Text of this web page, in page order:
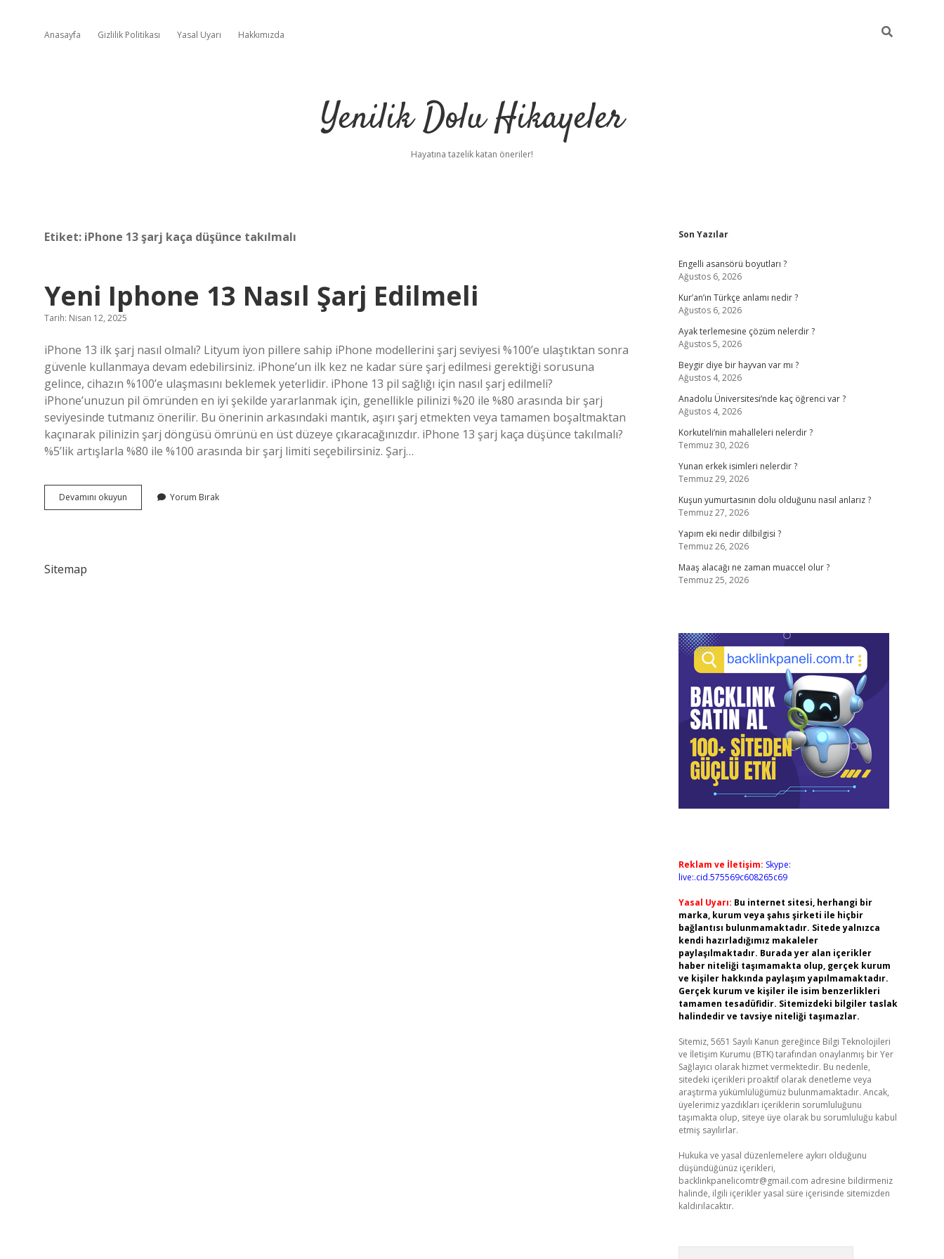
Anasayfa Gizlilik Politikası Yasal Uyarı Hakkımızda
Yenilik Dolu Hikayeler
Hayatına tazelik katan öneriler!
Etiket: iPhone 13 şarj kaça düşünce takılmalı
Yeni Iphone 13 Nasıl Şarj Edilmeli
Tarih: Nisan 12, 2025
iPhone 13 ilk şarj nasıl olmalı? Lityum iyon pillere sahip iPhone modellerini şarj seviyesi %100’e ulaştıktan sonra
güvenle kullanmaya devam edebilirsiniz. iPhone’un ilk kez ne kadar süre şarj edilmesi gerektiği sorusuna
gelince, cihazın %100’e ulaşmasını beklemek yeterlidir. iPhone 13 pil sağlığı için nasıl şarj edilmeli?
iPhone’unuzun pil ömründen en iyi şekilde yararlanmak için, genellikle pilinizi %20 ile %80 arasında bir şarj
seviyesinde tutmanız önerilir. Bu önerinin arkasındaki mantık, aşırı şarj etmekten veya tamamen boşaltmaktan
kaçınarak pilinizin şarj döngüsü ömrünü en üst düzeye çıkaracağınızdır. iPhone 13 şarj kaça düşünce takılmalı?
%5’lik artışlarla %80 ile %100 arasında bir şarj limiti seçebilirsiniz. Şarj…
Devamını okuyun
Iphone
Yorum Bırak
Sitemap
Sidebar
Son Yazılar
Engelli asansörü boyutları ?
Ağustos 6, 2026
Kur’an’ın Türkçe anlamı nedir ?
Ağustos 6, 2026
Ayak terlemesine çözüm nelerdir ?
Ağustos 5, 2026
Beygir diye bir hayvan var mı ?
Ağustos 4, 2026
Anadolu Üniversitesi’nde kaç öğrenci var ?
Ağustos 4, 2026
Korkuteli’nin mahalleleri nelerdir ?
Temmuz 30, 2026
Yunan erkek isimleri nelerdir ?
Temmuz 29, 2026
Kuşun yumurtasının dolu olduğunu nasıl anlarız ?
Temmuz 27, 2026
Yapım eki nedir dilbilgisi ?
Temmuz 26, 2026
Maaş alacağı ne zaman muaccel olur ?
Temmuz 25, 2026
Reklam ve İletişim: Skype:
live:.cid.575569c608265c69
Yasal Uyarı: Bu internet sitesi, herhangi bir
marka, kurum veya şahıs şirketi ile hiçbir
bağlantısı bulunmamaktadır. Sitede yalnızca
kendi hazırladığımız makaleler
paylaşılmaktadır. Burada yer alan içerikler
haber niteliği taşımamakta olup, gerçek kurum
ve kişiler hakkında paylaşım yapılmamaktadır.
Gerçek kurum ve kişiler ile isim benzerlikleri
tamamen tesadüfidir. Sitemizdeki bilgiler taslak
halindedir ve tavsiye niteliği taşımazlar.
Sitemiz, 5651 Sayılı Kanun gereğince Bilgi Teknolojileri
ve İletişim Kurumu (BTK) tarafından onaylanmış bir Yer
Sağlayıcı olarak hizmet vermektedir. Bu nedenle,
sitedeki içerikleri proaktif olarak denetleme veya
araştırma yükümlülüğümüz bulunmamaktadır. Ancak,
üyelerimiz yazdıkları içeriklerin sorumluluğunu
taşımakta olup, siteye üye olarak bu sorumluluğu kabul
etmiş sayılırlar.
Hukuka ve yasal düzenlemelere aykırı olduğunu
düşündüğünüz içerikleri,
backlinkpanelicomtr@gmail.com adresine bildirmeniz
halinde, ilgili içerikler yasal süre içerisinde sitemizden
kaldırılacaktır.